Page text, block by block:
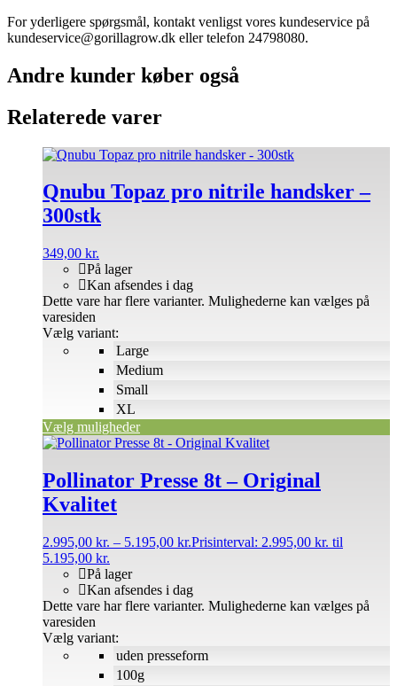
For yderligere spørgsmål, kontakt venligst vores kundeservice på
kundeservice@gorillagrow.dk eller telefon 24798080.
Andre kunder køber også
Relaterede varer
Qnubu Topaz pro nitrile handsker –
300stk
349,00 kr.
På lager
Kan afsendes i dag
Vælg variant:
Vælg muligheder
Dette vare har flere varianter. Mulighederne kan vælges på
varesiden
Large
Medium
Small
XL
Pollinator Presse 8t – Original
Kvalitet
2.995,00 kr. – 5.195,00 kr.Prisinterval: 2.995,00 kr. til
5.195,00 kr.
På lager
Kan afsendes i dag
Vælg variant:
Dette vare har flere varianter. Mulighederne kan vælges på
varesiden
uden presseform
100g